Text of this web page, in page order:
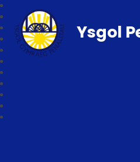
Ysgol